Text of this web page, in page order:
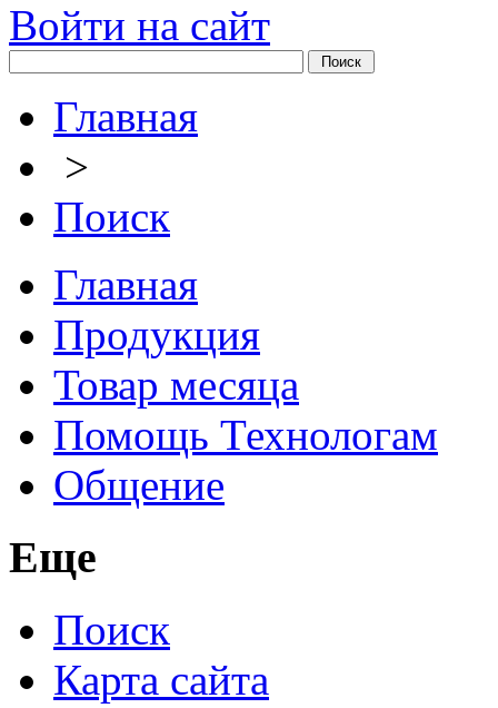
Войти на сайт
Главная
>
Поиск
Главная
Продукция
Товар месяца
Помощь Технологам
Общение
Еще
Поиск
Карта сайта